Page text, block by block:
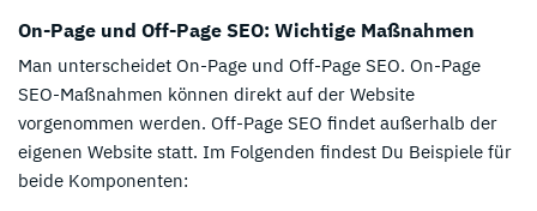
On-Page und Off-Page SEO: Wichtige Maßnahmen
Man unterscheidet On-Page und Off-Page SEO. On-Page
SEO-Maßnahmen können direkt auf der Website
vorgenommen werden. Off-Page SEO findet außerhalb der
eigenen Website statt. Im Folgenden findest Du Beispiele für
beide Komponenten: